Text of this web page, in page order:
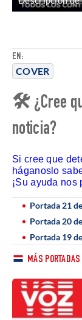
EN:
COVER
🛠 ¿Cree
noticia?
Si cree que
háganoslo
¡Su ayuda nos
Portada 21
Portada 20
Portada 19
MÁS PORTADAS